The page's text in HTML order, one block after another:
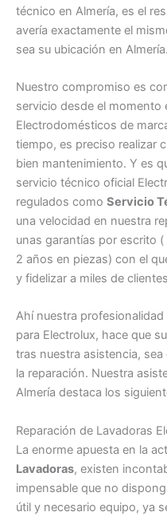
técnico en Almería, es el
avería exactamente el
sea su ubicación en Almería.
Nuestro compromiso es
servicio desde el momento
Electrodomésticos de
tiempo, es preciso realizar
bien mantenimiento. Y es
servicio técnico oficial
regulados como Servicio
una velocidad en nuestra
unas garantías por escrito
2 años en piezas) con el
y fidelizar a miles de
Ahí nuestra
para Electrolux, hace que
tras nuestra asistencia,
la reparación. Nuestra
Almería destaca los
Reparación de Lavadoras
La enorme apuesta en la
Lavadoras, existen
impensable que no
útil y necesario equipo, ya